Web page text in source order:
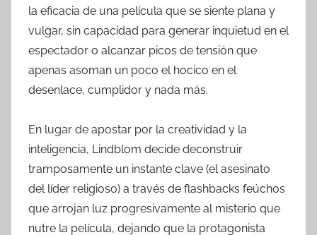
la eficacia de una película que se siente plana y
vulgar, sin capacidad para generar inquietud en el
espectador o alcanzar picos de tensión que
apenas asoman un poco el hocico en el
desenlace, cumplidor y nada más.
En lugar de apostar por la creatividad y la
inteligencia, Lindblom decide deconstruir
tramposamente un instante clave (el asesinato
del líder religioso) a través de flashbacks feúchos
que arrojan luz progresivamente al misterio que
nutre la película, dejando que la protagonista